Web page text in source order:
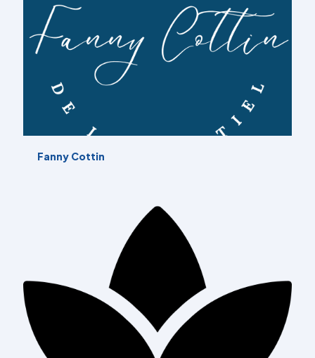
Fanny Cottin